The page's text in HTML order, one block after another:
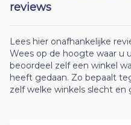
reviews
Lees hier onafhankelijke
Wees op de hoogte waar u
beoordeel zelf een winkel
heeft gedaan. Zo bepaalt
zelf welke winkels slecht en